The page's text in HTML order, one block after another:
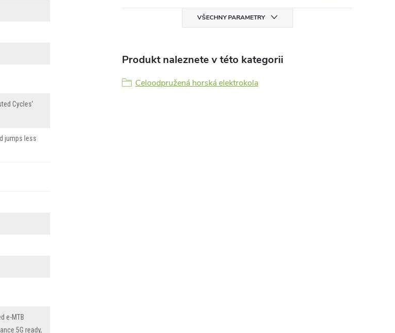
Cycles’
jumps less
e-MTB
5G ready,
VŠECHNY PARAMETRY
Produkt naleznete v této kategorii
Celoodpružená horská elektrokola